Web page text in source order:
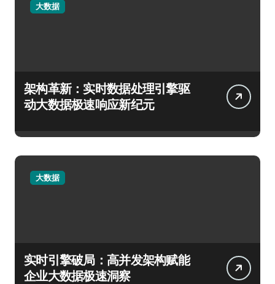
大数据
架构革新：实时数据处理引擎驱
动大数据极速响应新纪元
大数据
实时引擎破局：高并发架构赋能
企业大数据极速洞察